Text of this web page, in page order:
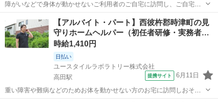
障がいなどで身体が動かせないご利用者のご自宅に訪問し、ご自宅で
の生活を支援する、見守りがメインの訪問介護のお仕事です。もちろ
ん直行直帰OK。 【サービス】 訪問介護（日勤） 【仕事内容】 見守り
がメインの訪問介護のお仕事...
西彼杵郡 高田駅 介護
【アルバイト・パート】西彼杵郡時津町の見
守りホームヘルパー（初任者研修・実務者…
時給1,410円
日払い
ユースタイルラボラトリー株式会社
高田駅
提携サイト 6月11日
重い障害や難病などのためお体を動かせない方のお宅に訪問しおそば
でケアする『日中の見守り訪問介護』です。もちろん直行直帰OK。